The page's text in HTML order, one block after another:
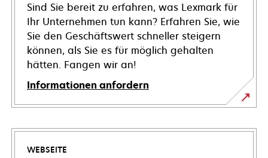
Sind Sie bereit zu erfahren, was Lexmark für
Ihr Unternehmen tun kann? Erfahren Sie, wie
Sie den Geschäftswert schneller steigern
können, als Sie es für möglich gehalten
hätten. Fangen wir an!
Informationen anfordern
WEBSEITE